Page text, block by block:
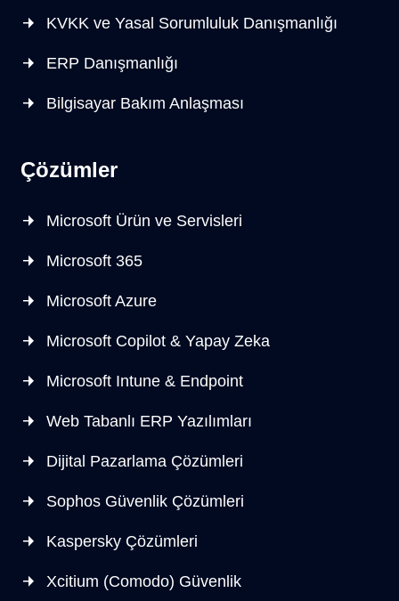
KVKK ve Yasal Sorumluluk Danışmanlığı
ERP Danışmanlığı
Bilgisayar Bakım Anlaşması
Çözümler
Microsoft Ürün ve Servisleri
Microsoft 365
Microsoft Azure
Microsoft Copilot & Yapay Zeka
Microsoft Intune & Endpoint
Web Tabanlı ERP Yazılımları
Dijital Pazarlama Çözümleri
Sophos Güvenlik Çözümleri
Kaspersky Çözümleri
Xcitium (Comodo) Güvenlik